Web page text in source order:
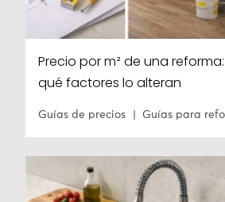
Precio por m² de una
qué factores lo alteran
Guías de precios Guías para